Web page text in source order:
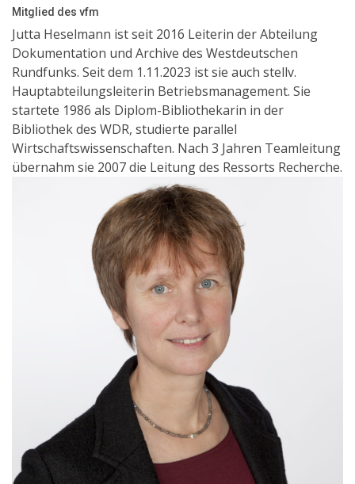
Mitglied des vfm
Jutta Heselmann ist seit 2016 Leiterin der Abteilung
Dokumentation und Archive des Westdeutschen
Rundfunks. Seit dem 1.11.2023 ist sie auch stellv.
Hauptabteilungsleiterin Betriebsmanagement. Sie
startete 1986 als Diplom-Bibliothekarin in der
Bibliothek des WDR, studierte parallel
Wirtschaftswissenschaften. Nach 3 Jahren Teamleitung
übernahm sie 2007 die Leitung des Ressorts Recherche.